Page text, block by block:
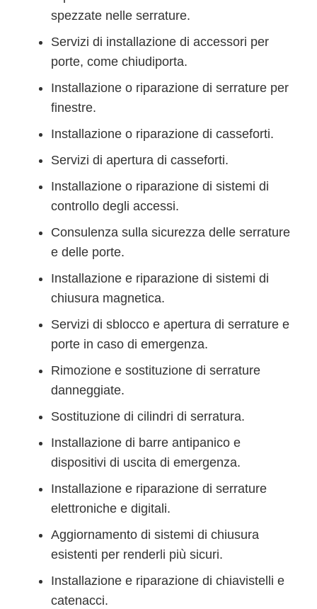
spezzate nelle serrature.
Servizi di installazione di accessori per
porte, come chiudiporta.
Installazione o riparazione di serrature per
finestre.
Installazione o riparazione di casseforti.
Servizi di apertura di casseforti.
Installazione o riparazione di sistemi di
controllo degli accessi.
Consulenza sulla sicurezza delle serrature
e delle porte.
Installazione e riparazione di sistemi di
chiusura magnetica.
Servizi di sblocco e apertura di serrature e
porte in caso di emergenza.
Rimozione e sostituzione di serrature
danneggiate.
Sostituzione di cilindri di serratura.
Installazione di barre antipanico e
dispositivi di uscita di emergenza.
Installazione e riparazione di serrature
elettroniche e digitali.
Aggiornamento di sistemi di chiusura
esistenti per renderli più sicuri.
Installazione e riparazione di chiavistelli e
catenacci.